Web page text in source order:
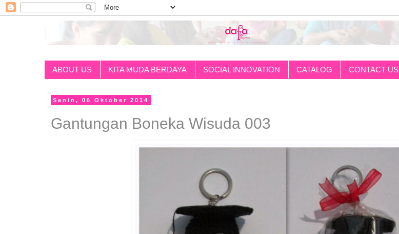
ABOUT US KITA MUDA BERDAYA SOCIAL INNOVATION CATALOG CONTACT US
Senin, 06 Oktober 2014
Gantungan Boneka Wisuda 003